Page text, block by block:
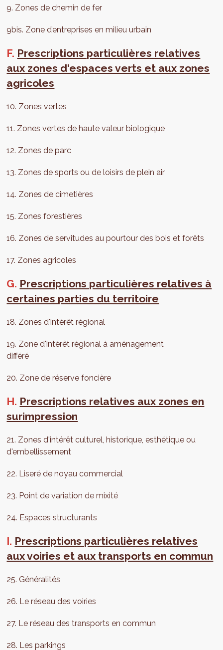
9. Zones de chemin de fer
9bis. Zone d’entreprises en milieu urbain
F. Prescriptions particulières relatives
aux zones d'espaces verts et aux zones
agricoles
10. Zones vertes
11. Zones vertes de haute valeur biologique
12. Zones de parc
13. Zones de sports ou de loisirs de plein air
14. Zones de cimetières
15. Zones forestières
16. Zones de servitudes au pourtour des bois et forêts
17. Zones agricoles
G. Prescriptions particulières relatives à
certaines parties du territoire
18. Zones d'intérêt régional
19. Zone d'intérêt régional à aménagement
différé
20. Zone de réserve foncière
H. Prescriptions relatives aux zones en
surimpression
21. Zones d'intérêt culturel, historique, esthétique ou
d'embellissement
22. Liseré de noyau commercial
23. Point de variation de mixité
24. Espaces structurants
I. Prescriptions particulières relatives
aux voiries et aux transports en commun
25. Généralités
26. Le réseau des voiries
27. Le réseau des transports en commun
28. Les parkings